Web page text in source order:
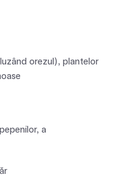
orezul), plantelor
a